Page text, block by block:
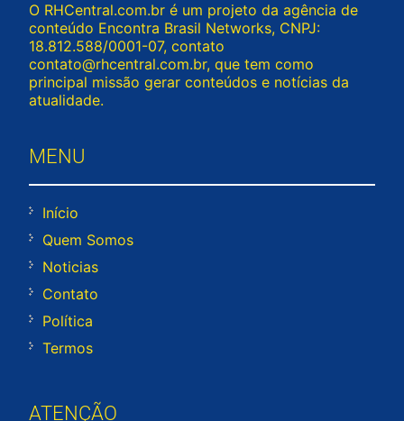
O RHCentral.com.br é um projeto da agência de
conteúdo Encontra Brasil Networks, CNPJ:
18.812.588/0001-07, contato
contato@rhcentral.com.br, que tem como
principal missão gerar conteúdos e notícias da
atualidade.
MENU
Início
Quem Somos
Noticias
Contato
Política
Termos
ATENÇÃO